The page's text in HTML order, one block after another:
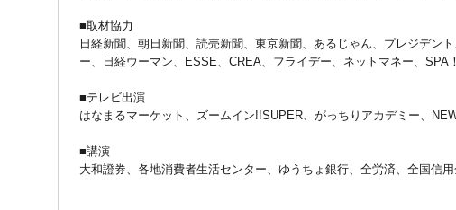
■取材協力
日経新聞、朝日新聞、読売新聞、東京新聞、あるじゃん、プレジデン
ー、日経ウーマン、ESSE、CREA、フライデー、ネットマネー、
■テレビ出演
はなまるマーケット、ズームイン!!SUPER、がっちりアカデミー、
■講演
大和證券、各地消費者生活センター、ゆうちょ銀行、全労済、全国信